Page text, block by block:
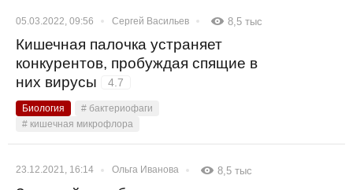
05.03.2022, 09:56 Сергей Васильев 8,5 тыс
Кишечная палочка устраняет
конкурентов, пробуждая спящие в
них вирусы
4.7
Биология
# бактериофаги
# кишечная микрофлора
23.12.2021, 16:14 Ольга Иванова 8,5 тыс